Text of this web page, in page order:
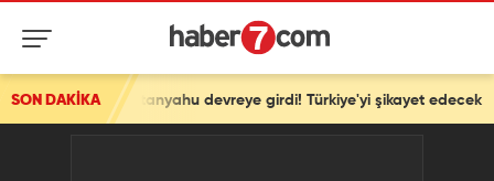
SON DAKİKA
devreye girdi! Türkiye'yi şikayet edecek